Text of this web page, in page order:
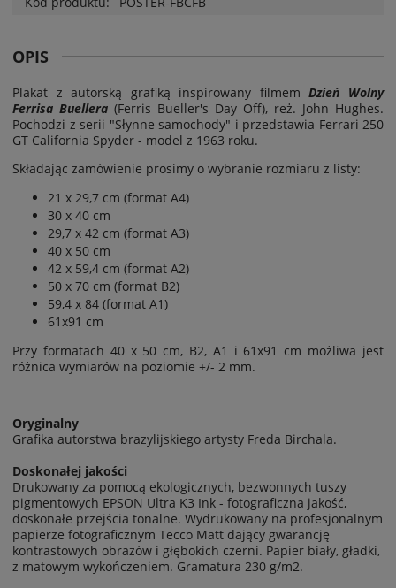
OPIS
Plakat z autorską grafiką inspirowany filmemDzień Wolny
Ferrisa Buellera (Ferris Bueller's Day Off), reż. John Hughes.
Pochodzi z serii "Słynne samochody" i przedstawia Ferrari 250
GT California Spyder - model z 1963 roku.
Składając zamówienie prosimy o wybranie rozmiaru z listy:
21 x 29,7 cm (format A4)
30 x 40 cm
29,7 x 42 cm (format A3)
40 x 50 cm
42 x 59,4 cm (format A2)
50 x 70 cm (format B2)
59,4 x 84 (format A1)
61x91 cm
Przy formatach 40 x 50 cm, B2, A1 i 61x91 cm możliwa jest
różnica wymiarów na poziomie +/- 2 mm.
Oryginalny
Grafika autorstwa brazylijskiego artysty Freda Birchala.
Doskonałej jakości
Drukowany za pomocą ekologicznych, bezwonnych tuszy
pigmentowych EPSON Ultra K3 Ink - fotograficzna jakość,
doskonałe przejścia tonalne. Wydrukowany na profesjonalnym
papierze fotograficznym Tecco Matt dający gwarancję
kontrastowych obrazów i głębokich czerni. Papier biały, gładki,
z matowym wykończeniem. Gramatura 230 g/m2.